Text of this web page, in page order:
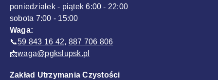
poniedziałek - piątek 6:00 - 22:00
sobota 7:00 - 15:00
Waga:
📞59 843 16 42, 887 706 806
📩waga@pgkslupsk.pl
Zakład Utrzymania Czystości